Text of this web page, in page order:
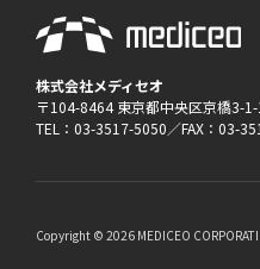
株式会社メディセオ
〒104-8464 東京都中央区京橋3-1-
TEL：03-3517-5050／FAX：03-
Copyright © 2026 MEDICEO